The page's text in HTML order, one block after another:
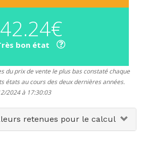
42.24€
bon état
du prix de vente le plus bas constaté chaque
états au cours des deux dernières années.
2024 à 17:30:03
retenues pour le calcul